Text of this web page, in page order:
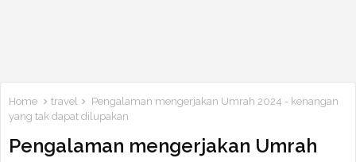
Home travel
Pengalaman mengerjakan Umrah 2024 - kenangan
yang tak dapat dilupakan
Pengalaman mengerjakan Umrah